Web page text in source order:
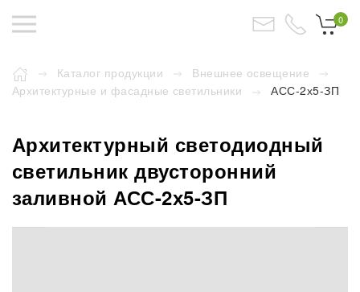
0
Каталог продукции
Внешнее освещение
Архитектурные и фасадные светильники
АСС-2х5-ЗП
Архитектурный светодиодный
светильник двусторонний
заливной АСС-2х5-ЗП